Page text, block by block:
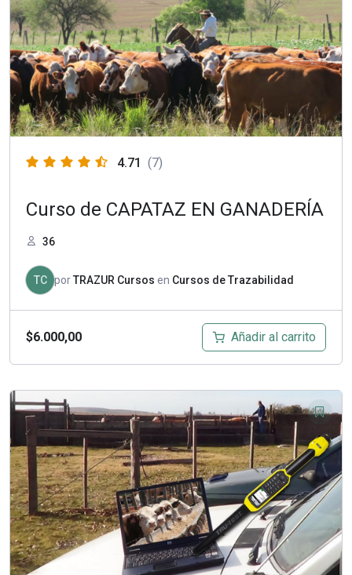
4.71 (7)
Curso de CAPATAZ EN GANADERÍA
36
TC porTRAZUR Cursos en Cursos de Trazabilidad
$6.000,00 Añadir al carrito